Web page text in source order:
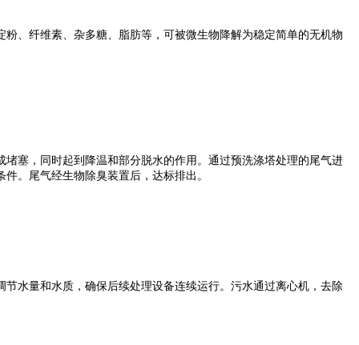
、纤维素、杂多糖、脂肪等，可被微生物降解为稳定简单的无机物
塞，同时起到降温和部分脱水的作用。通过预洗涤塔处理的尾气进
。尾气经生物除臭装置后，达标排出。
水量和水质，确保后续处理设备连续运行。污水通过离心机，去除